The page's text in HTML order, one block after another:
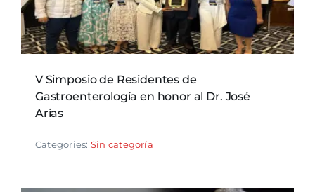
V Simposio de Residentes de
Gastroenterología en honor al Dr. José
Arias
Categories: Sin categoría